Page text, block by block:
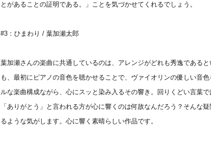
とがあることの証明である。」ことを気づかせてくれるでしょう。
#3：ひまわり / 葉加瀬太郎
葉加瀬さんの楽曲に共通しているのは、アレンジがどれも秀逸であると
も、最初にピアノの音色を聴かせることで、ヴァイオリンの優しい音
ルな楽曲構成ながら、心にスッと染み入るその響き。回りくどい言葉
「ありがとう」と言われる方が心に響くのは何故なんだろう？そんな
るような気がします。心に響く素晴らしい作品です。